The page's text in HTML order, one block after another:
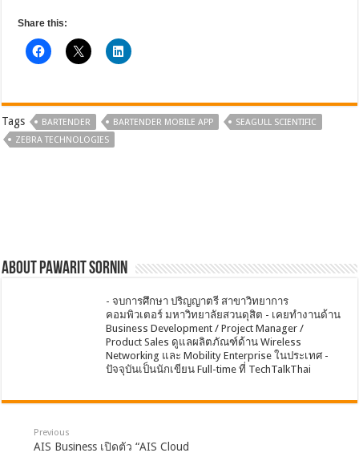
Share this:
Tags BARTENDER BARTENDER MOBILE APP
SEAGULL SCIENTIFIC
ZEBRA TECHNOLOGIES
About Pawarit Sornin
- จบการศึกษา ปริญญาตรี สาขาวิทยาการ
คอมพิวเตอร์ มหาวิทยาลัยสวนดุสิต - เคยทำงานด้าน
Business Development / Project Manager /
Product Sales ดูแลผลิตภัณฑ์ด้าน Wireless
Networking และ Mobility Enterprise ในประเทศ -
ปัจจุบันเป็นนักเขียน Full-time ที่ TechTalkThai
Previous
AIS Business เปิดตัว “AIS Cloud